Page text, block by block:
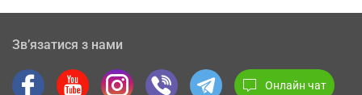
Зв’язатися з нами
Онлайн чат